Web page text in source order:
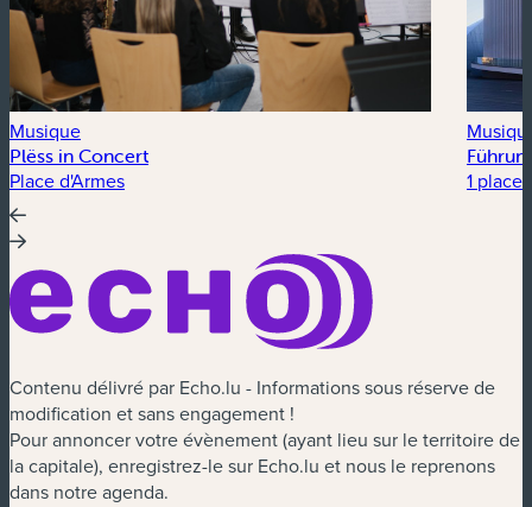
Musique
Plëss in Concert
Place d'Armes 1 place
Contenu délivré par Echo.lu - Informations sous réserve de
modification et sans engagement !
Pour annoncer votre évènement (ayant lieu sur le territoire de
la capitale), enregistrez-le sur Echo.lu et nous le reprenons
dans notre agenda.